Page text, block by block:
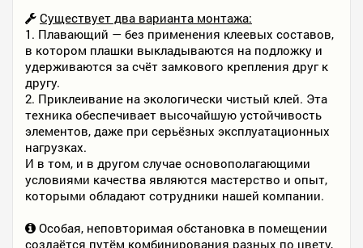
Существует два варианта монтажа:
1. Плавающий — без применения клеевых составов,
в котором плашки выкладываются на подложку и
удерживаются за счёт замкового крепления друг к
другу.
2. Приклеивание на экологически чистый клей. Эта
техника обеспечивает высочайшую устойчивость
элементов, даже при серьёзных эксплуатационных
нагрузках.
И в том, и в другом случае основополагающими
условиями качества являются мастерство и опыт,
которыми обладают сотрудники нашей компании.
Особая, неповторимая обстановка в помещении
создаётся путём комбинирования разных по цвету,